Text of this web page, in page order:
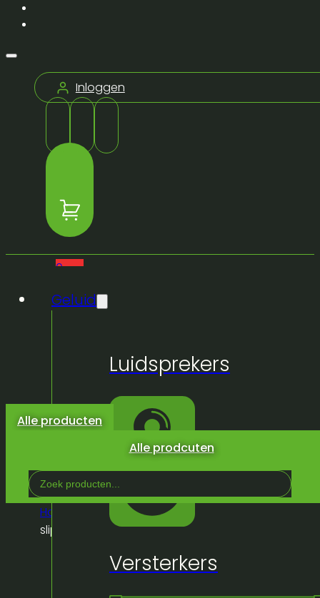
Alle prodcuten
Inloggen
0
producten
winkelwagen.
Geluid
Luidsprekers
Versterkers
Alle producten
Search
...
Home
Winkel Inrichting/Opdienmateriaal
slip dienplateau 30cm rond